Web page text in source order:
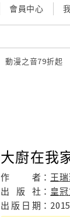
會員中心
動漫之音79折起
大廚在我
作 者： 王
出
版 社： 皇
出 版 日 期：